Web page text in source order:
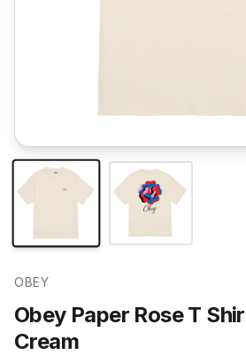
OBEY
Obey Paper Rose T
Cream